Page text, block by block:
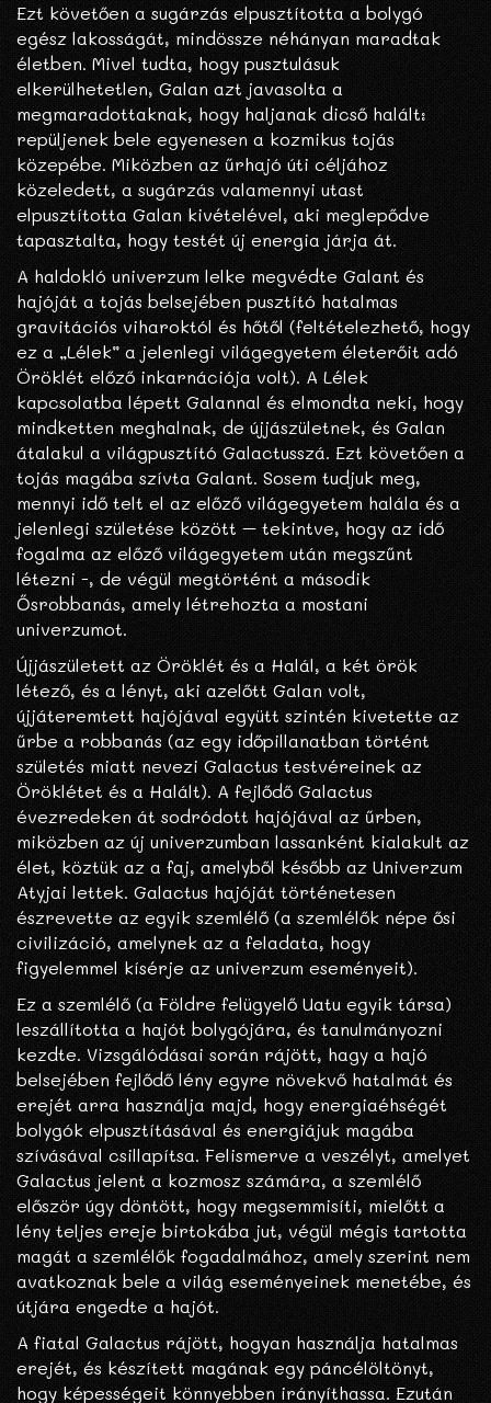
Ezt követően a sugárzás elpusztította a bolygó
egész lakosságát, mindössze néhányan maradtak
életben. Mivel tudta, hogy pusztulásuk
elkerülhetetlen, Galan azt javasolta a
megmaradottaknak, hogy haljanak dicső halált:
repüljenek bele egyenesen a kozmikus tojás
közepébe. Miközben az űrhajó úti céljához
közeledett, a sugárzás valamennyi utast
elpusztította Galan kivételével, aki meglepődve
tapasztalta, hogy testét új energia járja át.
A haldokló univerzum lelke megvédte Galant és
hajóját a tojás belsejében pusztító hatalmas
gravitációs viharoktól és hőtől (feltételezhető, hogy
ez a „Lélek” a jelenlegi világegyetem életerőit adó
Öröklét előző inkarnációja volt). A Lélek
kapcsolatba lépett Galannal és elmondta neki, hogy
mindketten meghalnak, de újjászületnek, és Galan
átalakul a világpusztító Galactusszá. Ezt követően a
tojás magába szívta Galant. Sosem tudjuk meg,
mennyi idő telt el az előző világegyetem halála és a
jelenlegi születése között – tekintve, hogy az idő
fogalma az előző világegyetem után megszűnt
létezni -, de végül megtörtént a második
Ősrobbanás, amely létrehozta a mostani
univerzumot.
Újjászületett az Öröklét és a Halál, a két örök
létező, és a lényt, aki azelőtt Galan volt,
újjáteremtett hajójával együtt szintén kivetette az
űrbe a robbanás (az egy időpillanatban történt
születés miatt nevezi Galactus testvéreinek az
Öröklétet és a Halált). A fejlődő Galactus
évezredeken át sodródott hajójával az űrben,
miközben az új univerzumban lassanként kialakult az
élet, köztük az a faj, amelyből később az Univerzum
Atyjai lettek. Galactus hajóját történetesen
észrevette az egyik szemlélő (a szemlélők népe ősi
civilizáció, amelynek az a feladata, hogy
figyelemmel kísérje az univerzum eseményeit).
Ez a szemlélő (a Földre felügyelő Uatu egyik társa)
leszállította a hajót bolygójára, és tanulmányozni
kezdte. Vizsgálódásai során rájött, hagy a hajó
belsejében fejlődő lény egyre növekvő hatalmát és
erejét arra használja majd, hogy energiaéhségét
bolygók elpusztításával és energiájuk magába
szívásával csillapítsa. Felismerve a veszélyt, amelyet
Galactus jelent a kozmosz számára, a szemlélő
először úgy döntött, hogy megsemmisíti, mielőtt a
lény teljes ereje birtokába jut, végül mégis tartotta
magát a szemlélők fogadalmához, amely szerint nem
avatkoznak bele a világ eseményeinek menetébe, és
útjára engedte a hajót.
A fiatal Galactus rájött, hogyan használja hatalmas
erejét, és készített magának egy páncélöltönyt,
hogy képességeit könnyebben irányíthassa. Ezután